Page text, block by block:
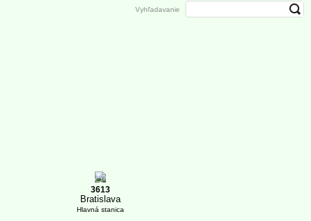
1
3613
Bratislava
Hlavná stanica
Vyhľadavanie